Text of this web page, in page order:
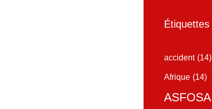
Étiquettes
accident (14)
Afrique (14)
ASFOSA